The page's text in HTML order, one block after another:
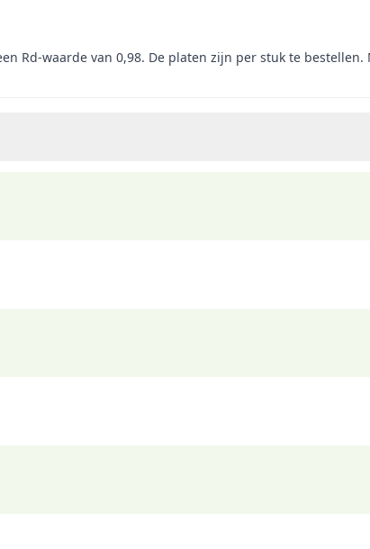
Rd-waarde van 0,98. De platen zijn per stuk te